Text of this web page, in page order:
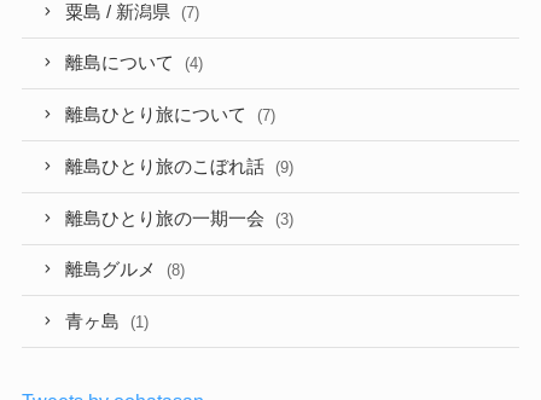
粟島 / 新潟県 (7)
離島について (4)
離島ひとり旅について (7)
離島ひとり旅のこぼれ話 (9)
離島ひとり旅の一期一会 (3)
離島グルメ (8)
青ヶ島 (1)